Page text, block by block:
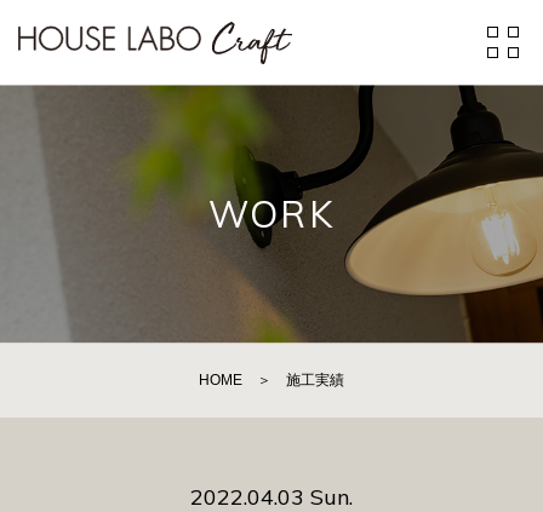
WORK
HOME ＞ 施工実績
2022.04.03 Sun.